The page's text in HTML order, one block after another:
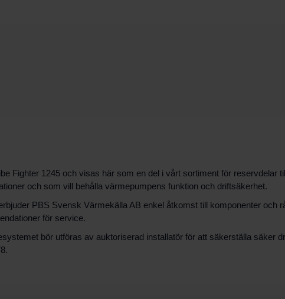
Fighter 1245 och visas här som en del i vårt sortiment för reservdelar
och som vill behålla värmepumpens funktion och driftsäkerhet.
PBS Svensk Värmekälla AB enkel åtkomst till komponenter och
för service.
bör utföras av auktoriserad installatör för att säkerställa säker